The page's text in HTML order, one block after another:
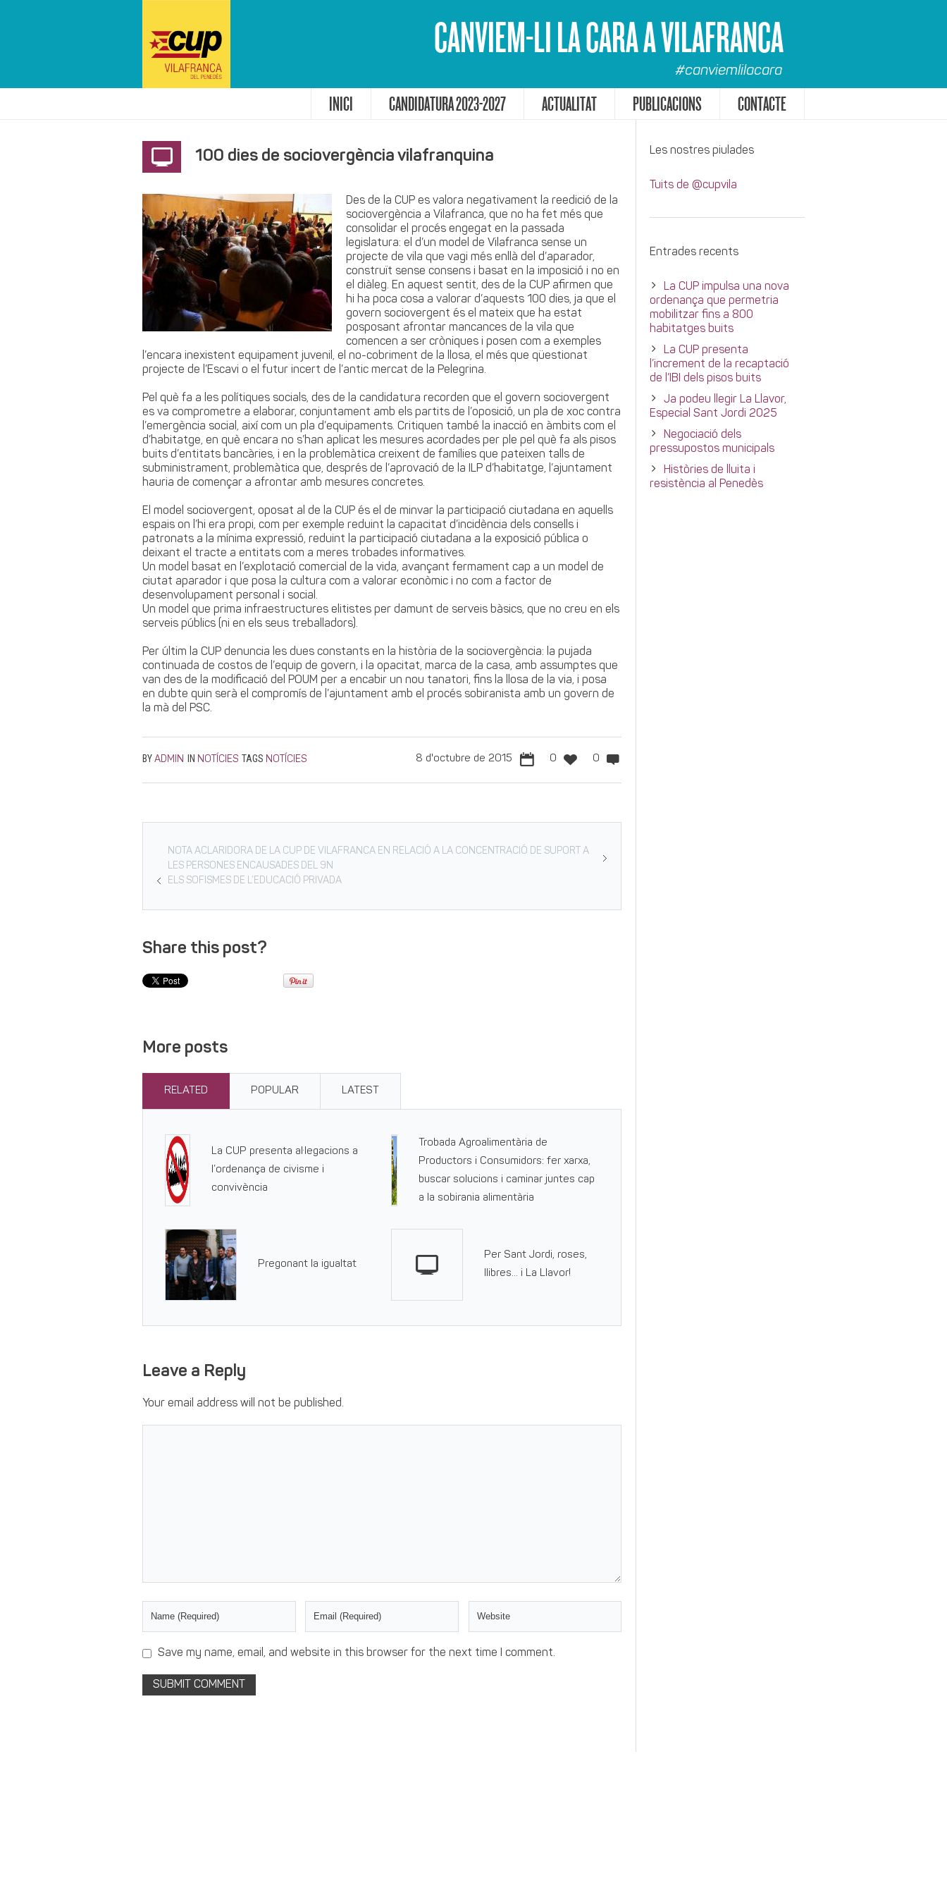
CANVIEM-LI LA CARA A VILAFRANCA
#canviemlilacara
INICI CANDIDATURA 2023-2027 ACTUALITAT PUBLICACIONS CONTACTE
100 dies de sociovergència vilafranquina
Des de la CUP es valora negativament la reedició de la
sociovergència a Vilafranca, que no ha fet més que
consolidar el procés engegat en la passada
legislatura: el d’un model de Vilafranca sense un
projecte de vila que vagi més enllà del d’aparador,
construït sense consens i basat en la imposició i no en
el diàleg. En aquest sentit, des de la CUP afirmen que
hi ha poca cosa a valorar d’aquests 100 dies, ja que el
govern sociovergent és el mateix que ha estat
posposant afrontar mancances de la vila que
comencen a ser cròniques i posen com a exemples
l’encara inexistent equipament juvenil, el no-cobriment de la llosa, el més que qüestionat
projecte de l’Escavi o el futur incert de l’antic mercat de la Pelegrina.
Pel què fa a les polítiques socials, des de la candidatura recorden que el govern sociovergent
es va comprometre a elaborar, conjuntament amb els partits de l’oposició, un pla de xoc contra
l’emergència social, així com un pla d’equipaments. Critiquen també la inacció en àmbits com el
d’habitatge, en què encara no s’han aplicat les mesures acordades per ple pel què fa als pisos
buits d’entitats bancàries, i en la problemàtica creixent de famílies que pateixen talls de
subministrament, problemàtica que, després de l’aprovació de la ILP d’habitatge, l’ajuntament
hauria de començar a afrontar amb mesures concretes.
El model sociovergent, oposat al de la CUP és el de minvar la participació ciutadana en aquells
espais on l’hi era propi, com per exemple reduint la capacitat d’incidència dels consells i
patronats a la mínima expressió, reduint la participació ciutadana a la exposició pública o
deixant el tracte a entitats com a meres trobades informatives.
Un model basat en l’explotació comercial de la vida, avançant fermament cap a un model de
ciutat aparador i que posa la cultura com a valorar econòmic i no com a factor de
desenvolupament personal i social.
Un model que prima infraestructures elitistes per damunt de serveis bàsics, que no creu en els
serveis públics (ni en els seus treballadors).
Per últim la CUP denuncia les dues constants en la història de la sociovergència: la pujada
continuada de costos de l’equip de govern, i la opacitat, marca de la casa, amb assumptes que
van des de la modificació del POUM per a encabir un nou tanatori, fins la llosa de la via, i posa
en dubte quin serà el compromís de l’ajuntament amb el procés sobiranista amb un govern de
la mà del PSC.
8 d'octubre de 2015 0 0
BY ADMIN IN NOTÍCIES TAGS NOTÍCIES
NOTA ACLARIDORA DE LA CUP DE VILAFRANCA EN RELACIÓ A LA CONCENTRACIÓ DE SUPORT A
LES PERSONES ENCAUSADES DEL 9N
ELS SOFISMES DE L’EDUCACIÓ PRIVADA
Share this post?
More posts
RELATED POPULAR LATEST
La CUP presenta al·legacions a
l’ordenança de civisme i
convivència
Trobada Agroalimentària de
Productors i Consumidors: fer xarxa,
buscar solucions i caminar juntes cap
a la sobirania alimentària
Pregonant la igualtat
Per Sant Jordi, roses,
llibres… i La Llavor!
Leave a Reply
Your email address will not be published.
Save my name, email, and website in this browser for the next time I comment.
Les nostres piulades
Tuits de @cupvila
Entrades recents
La CUP impulsa una nova
ordenança que permetria
mobilitzar fins a 800
habitatges buits
La CUP presenta
l’increment de la recaptació
de l’IBI dels pisos buits
Ja podeu llegir La Llavor,
Especial Sant Jordi 2025
Negociació dels
pressupostos municipals
Històries de lluita i
resistència al Penedès